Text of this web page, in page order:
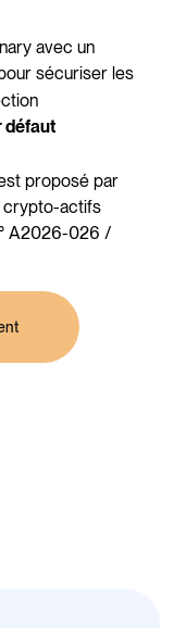
proposé par
crypto-actifs
A2026-026 /
avec un
sécuriser les
défaut